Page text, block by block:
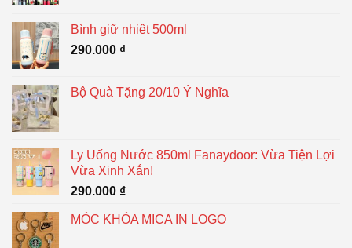
Bình giữ nhiệt 500ml
290.000 ₫
Bộ Quà Tặng 20/10 Ý Nghĩa
Ly Uống Nước 850ml Fanaydoor: Vừa Tiện Lợi
Vừa Xinh Xắn!
290.000 ₫
MÓC KHÓA MICA IN LOGO